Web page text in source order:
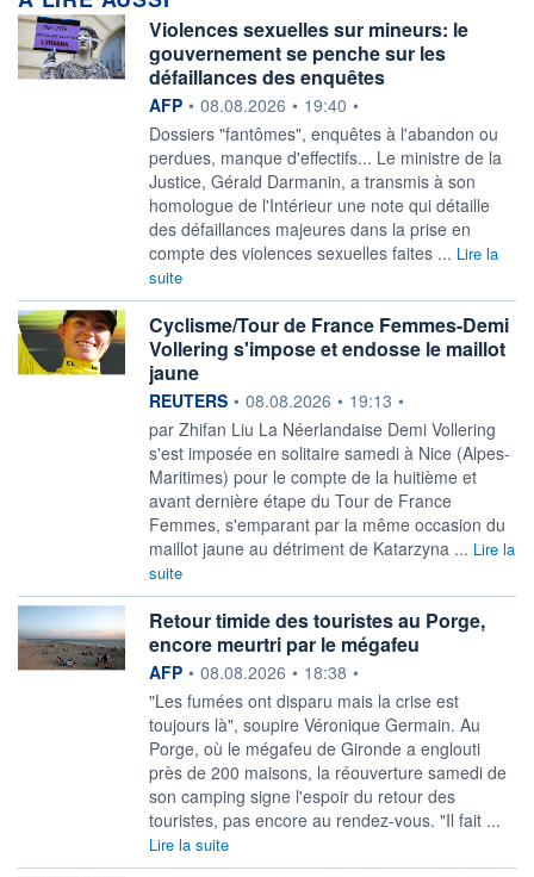
Violences sexuelles sur mineurs: le
gouvernement se penche sur les
défaillances des enquêtes
information fournie par
AFP • 08.08.2026 • 19:40 •
Dossiers "fantômes", enquêtes à l'abandon ou
perdues, manque d'effectifs... Le ministre de la
Justice, Gérald Darmanin, a transmis à son
homologue de l'Intérieur une note qui détaille
des défaillances majeures dans la prise en
compte des violences sexuelles faites ... Lire la
suite
Cyclisme/Tour de France Femmes-Demi
Vollering s'impose et endosse le maillot
jaune
information fournie par
REUTERS • 08.08.2026 • 19:13 •
par Zhifan Liu La Néerlandaise Demi Vollering
s'est imposée en solitaire ‌samedi à Nice (Alpes-
Maritimes) pour le compte de la huitième et
avant dernière étape du Tour de France
Femmes, s'emparant par la même ​occasion du
maillot jaune au détriment de Katarzyna ... Lire la
suite
Retour timide des touristes au Porge,
encore meurtri par le mégafeu
information fournie par
AFP • 08.08.2026 • 18:38 •
"Les fumées ont disparu mais la crise est
toujours là", soupire Véronique Germain. Au
Porge, où le mégafeu de Gironde a englouti
près de 200 maisons, la réouverture samedi de
son camping signe l'espoir du retour des
touristes, pas encore au rendez-vous. "Il fait ...
Lire la suite